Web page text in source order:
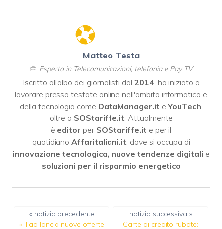
Matteo Testa
Esperto in Telecomunicazioni, telefonia e Pay TV
Iscritto all’albo dei giornalisti dal 2014, ha iniziato a
lavorare presso testate online nell'ambito informatico e
della tecnologia come DataManager.it eYouTech
oltre a SOStariffe.it . Attualmente
è editor per SOStariffe.it e per il
quotidiano Affaritaliani.it , dove si occupa di
innovazione tecnologica, nuove tendenze digitali e
soluzioni per il risparmio energetico
« notizia precedente
« Iliad lancia nuove offerte
notizia successiva »
Carte di credito rubate: